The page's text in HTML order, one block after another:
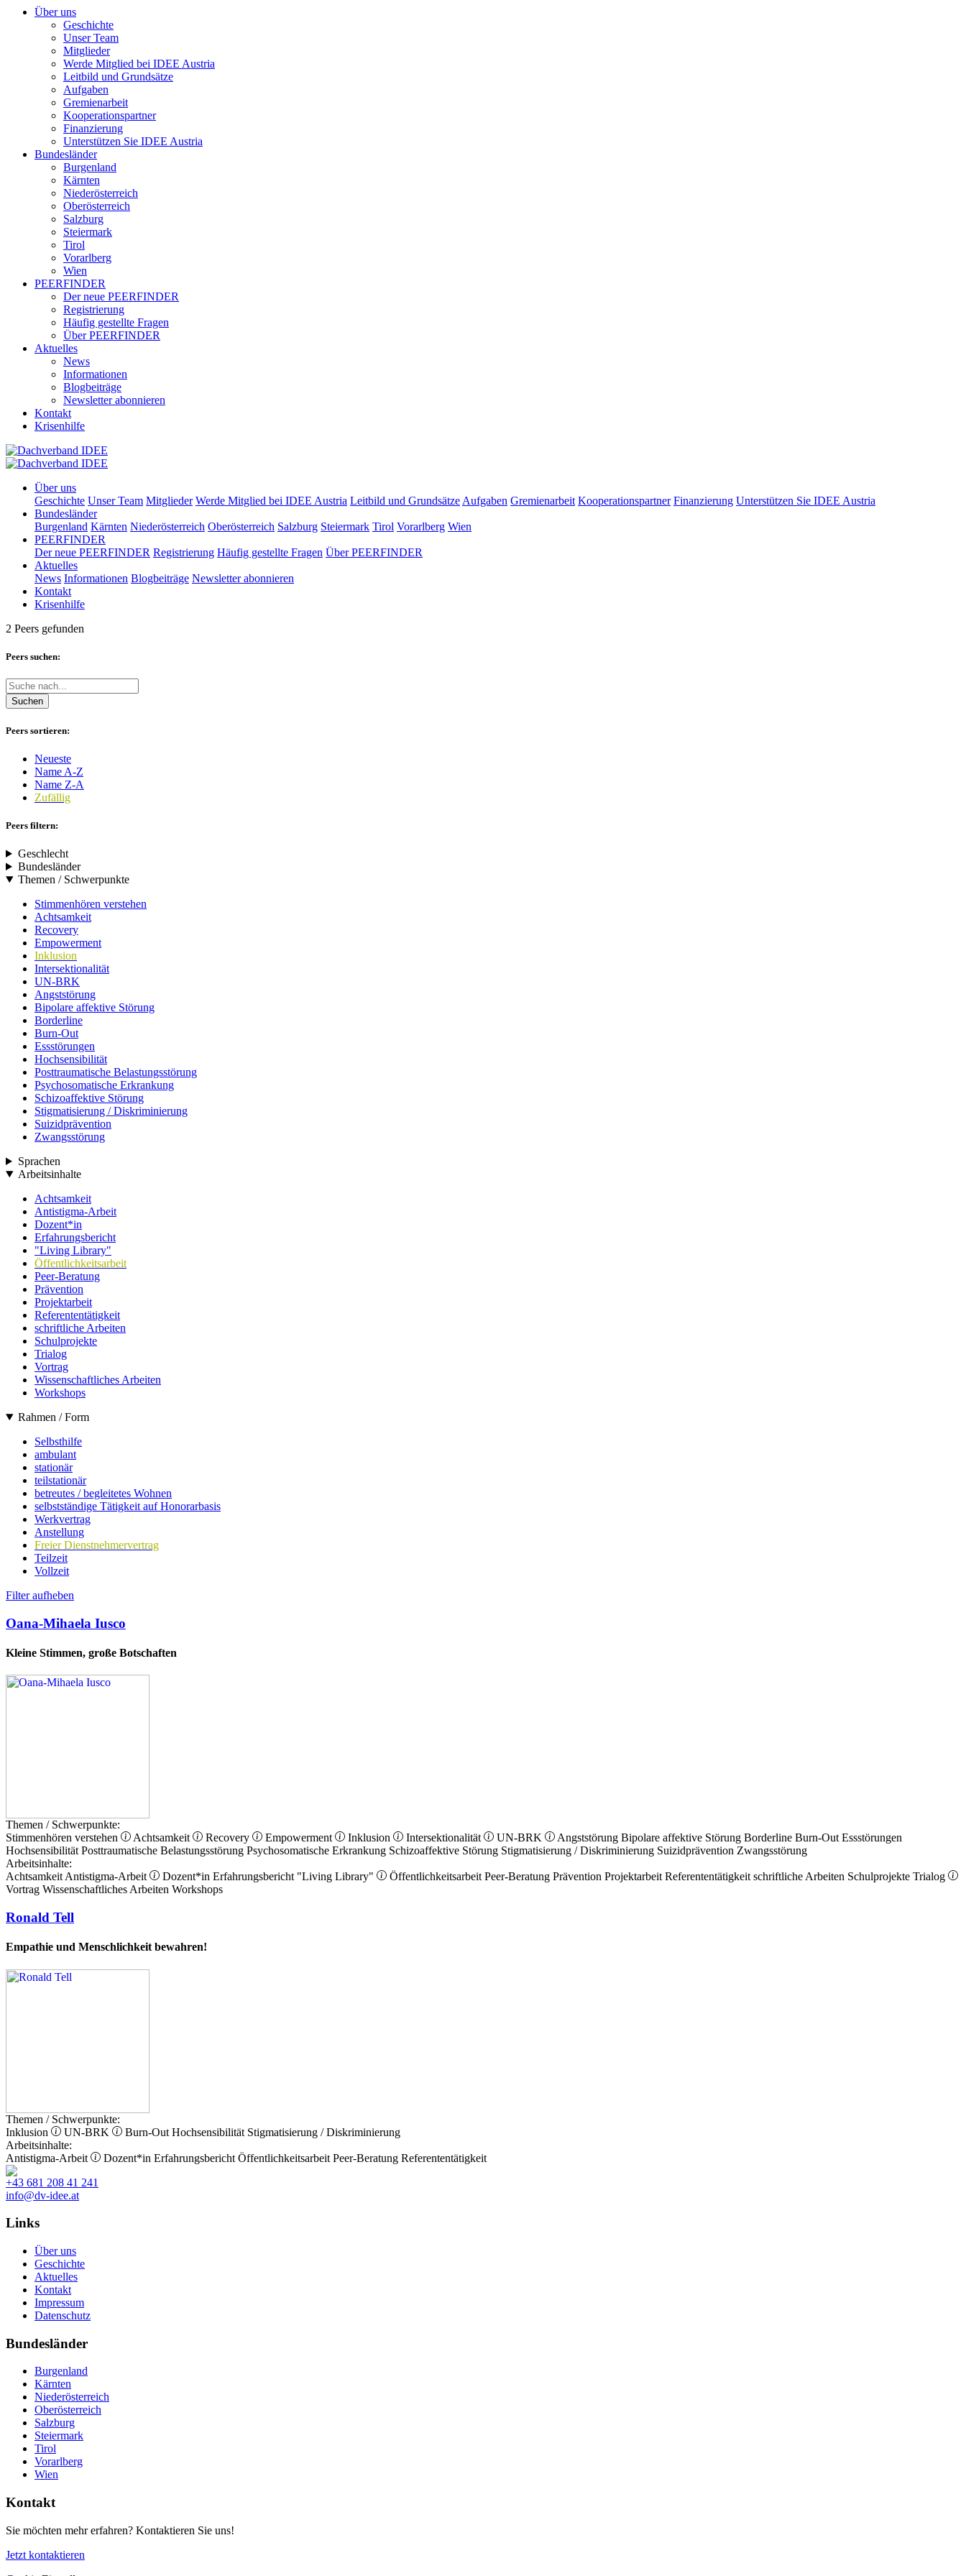
Über uns
Geschichte
Unser Team
Mitglieder
Werde Mitglied bei IDEE Austria
Leitbild und Grundsätze
Aufgaben
Gremienarbeit
Kooperationspartner
Finanzierung
Unterstützen Sie IDEE Austria
Bundesländer
Burgenland
Kärnten
Niederösterreich
Oberösterreich
Salzburg
Steiermark
Tirol
Vorarlberg
Wien
PEERFINDER
Der neue PEERFINDER
Registrierung
Häufig gestellte Fragen
Über PEERFINDER
Aktuelles
News
Informationen
Blogbeiträge
Newsletter abonnieren
Kontakt
Krisenhilfe
Über uns
Geschichte Unser Team Mitglieder Werde Mitglied bei IDEE Austria Leitbild und Grundsätze Aufgaben Gremienarbeit Kooperationspartner Finanzierung Unterstützen Sie IDEE Austria
Bundesländer
Burgenland Kärnten Niederösterreich Oberösterreich Salzburg Steiermark Tirol Vorarlberg Wien
PEERFINDER
Der neue PEERFINDER Registrierung Häufig gestellte Fragen Über PEERFINDER
Aktuelles
News Informationen Blogbeiträge Newsletter abonnieren
Kontakt
Krisenhilfe
2 Peers gefunden
Peers suchen:
Suchen
Peers sortieren:
Neueste
Name A-Z
Name Z-A
Zufällig
Peers filtern:
Geschlecht
Bundesländer
Themen / Schwerpunkte
Stimmenhören verstehen
Achtsamkeit
Recovery
Empowerment
Inklusion
Intersektionalität
UN-BRK
Angststörung
Bipolare affektive Störung
Borderline
Burn-Out
Essstörungen
Hochsensibilität
Posttraumatische Belastungsstörung
Psychosomatische Erkrankung
Schizoaffektive Störung
Stigmatisierung / Diskriminierung
Suizidprävention
Zwangsstörung
Sprachen
Arbeitsinhalte
Achtsamkeit
Antistigma-Arbeit
Dozent*in
Erfahrungsbericht
"Living Library"
Öffentlichkeitsarbeit
Peer-Beratung
Prävention
Projektarbeit
Referententätigkeit
schriftliche Arbeiten
Schulprojekte
Trialog
Vortrag
Wissenschaftliches Arbeiten
Workshops
Rahmen / Form
Selbsthilfe
ambulant
stationär
teilstationär
betreutes / begleitetes Wohnen
selbstständige Tätigkeit auf Honorarbasis
Werkvertrag
Anstellung
Freier Dienstnehmervertrag
Teilzeit
Vollzeit
Filter aufheben
Oana-Mihaela Iusco
Kleine Stimmen, große Botschaften
Themen / Schwerpunkte:
Stimmenhören verstehen
Achtsamkeit Recovery Empowerment Inklusion Intersektionalität UN-BRK Angststörung Bipolare affektive Störung Borderline Burn-Out Essstörungen
Hochsensibilität Posttraumatische Belastungsstörung Psychosomatische Erkrankung Schizoaffektive Störung Stigmatisierung / Diskriminierung Suizidprävention Zwangsstörung
Arbeitsinhalte:
Achtsamkeit Antistigma-Arbeit Dozent*in Erfahrungsbericht "Living Library" Öffentlichkeitsarbeit Peer-Beratung Prävention Projektarbeit Referententätigkeit schriftliche Arbeiten Schulprojekte Trialog
Vortrag Wissenschaftliches Arbeiten Workshops
Ronald Tell
Empathie und Menschlichkeit bewahren!
Themen / Schwerpunkte:
Inklusion
UN-BRK Burn-Out Hochsensibilität Stigmatisierung / Diskriminierung
Arbeitsinhalte:
Antistigma-Arbeit
Dozent*in Erfahrungsbericht Öffentlichkeitsarbeit Peer-Beratung Referententätigkeit
+43 681 208 41 241
info@dv-idee.at
Links
Über uns
Geschichte
Aktuelles
Kontakt
Impressum
Datenschutz
Bundesländer
Burgenland
Kärnten
Niederösterreich
Oberösterreich
Salzburg
Steiermark
Tirol
Vorarlberg
Wien
Kontakt
Sie möchten mehr erfahren? Kontaktieren Sie uns!
Jetzt kontaktieren